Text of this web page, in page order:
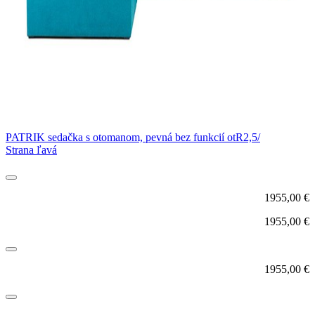
PATRIK sedačka s otomanom, pevná bez funkcií otR2,5/
Strana ľavá
1955,00 €
1955,00 €
1955,00 €